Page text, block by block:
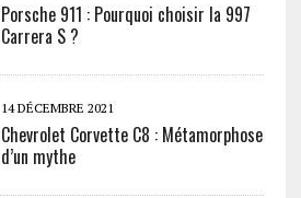
Porsche 911 : Pourquoi choisir la 997
Carrera S ?
14 DÉCEMBRE 2021
Chevrolet Corvette C8 : Métamorphose
d’un mythe